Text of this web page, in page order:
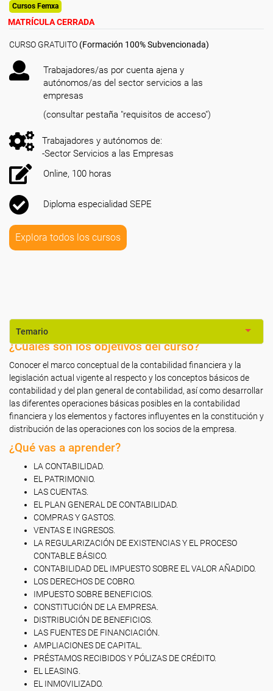
Cursos Femxa
MATRÍCULA CERRADA
CURSO GRATUITO (Formación 100% Subvencionada)
Trabajadores/as por cuenta ajena y
autónomos/as del sector servicios a las
empresas
(consultar pestaña "requisitos de acceso")
Trabajadores y autónomos de:
-Sector Servicios a las Empresas
Online, 100 horas
Diploma especialidad SEPE
Explora todos los cursos
Temario
¿Cuáles son los objetivos del curso?
Conocer el marco conceptual de la contabilidad financiera y la
legislación actual vigente al respecto y los conceptos básicos de
contabilidad y del plan general de contabilidad, así como desarrollar
las diferentes operaciones básicas posibles en la contabilidad
financiera y los elementos y factores influyentes en la constitución y
distribución de las operaciones con los socios de la empresa.
¿Qué vas a aprender?
LA CONTABILIDAD.
EL PATRIMONIO.
LAS CUENTAS.
EL PLAN GENERAL DE CONTABILIDAD.
COMPRAS Y GASTOS.
VENTAS E INGRESOS.
LA REGULARIZACIÓN DE EXISTENCIAS Y EL PROCESO
CONTABLE BÁSICO.
CONTABILIDAD DEL IMPUESTO SOBRE EL VALOR AÑADIDO.
LOS DERECHOS DE COBRO.
IMPUESTO SOBRE BENEFICIOS.
CONSTITUCIÓN DE LA EMPRESA.
DISTRIBUCIÓN DE BENEFICIOS.
LAS FUENTES DE FINANCIACIÓN.
AMPLIACIONES DE CAPITAL.
PRÉSTAMOS RECIBIDOS Y PÓLIZAS DE CRÉDITO.
EL LEASING.
EL INMOVILIZADO.